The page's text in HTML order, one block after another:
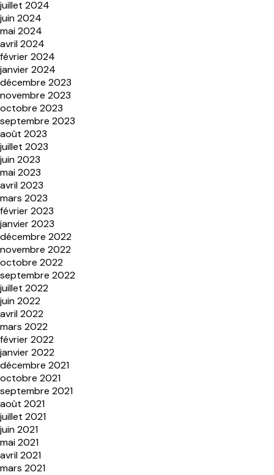
juillet 2024
juin 2024
mai 2024
avril 2024
février 2024
janvier 2024
décembre 2023
novembre 2023
octobre 2023
septembre 2023
août 2023
juillet 2023
juin 2023
mai 2023
avril 2023
mars 2023
février 2023
janvier 2023
décembre 2022
novembre 2022
octobre 2022
septembre 2022
juillet 2022
juin 2022
avril 2022
mars 2022
février 2022
janvier 2022
décembre 2021
octobre 2021
septembre 2021
août 2021
juillet 2021
juin 2021
mai 2021
avril 2021
mars 2021